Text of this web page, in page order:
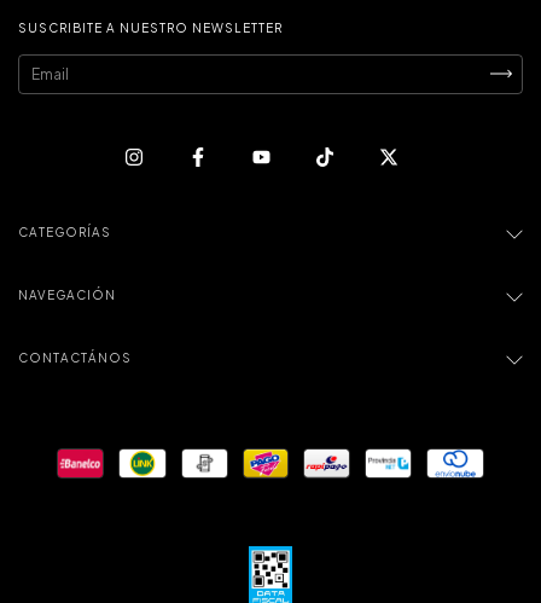
SUSCRIBITE A NUESTRO NEWSLETTER
CATEGORÍAS
NAVEGACIÓN
CONTACTÁNOS